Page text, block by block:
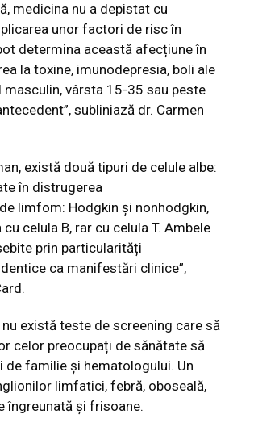
medicina nu a depistat cu
unor factori de risc în
determina această afecțiune în
la toxine, imunodepresia, boli ale
vârsta 15-35 sau peste
subliniază dr. Carmen
există două tipuri de celule albe:
în distrugerea
limfom: Hodgkin și nonhodgkin,
celula B, rar cu celula T. Ambele
prin particularități
ca manifestări clinice”,
există teste de screening care să
celor preocupați de sănătate să
familie și hematologului. Un
limfatici, febră, oboseală,
îngreunată și frisoane.